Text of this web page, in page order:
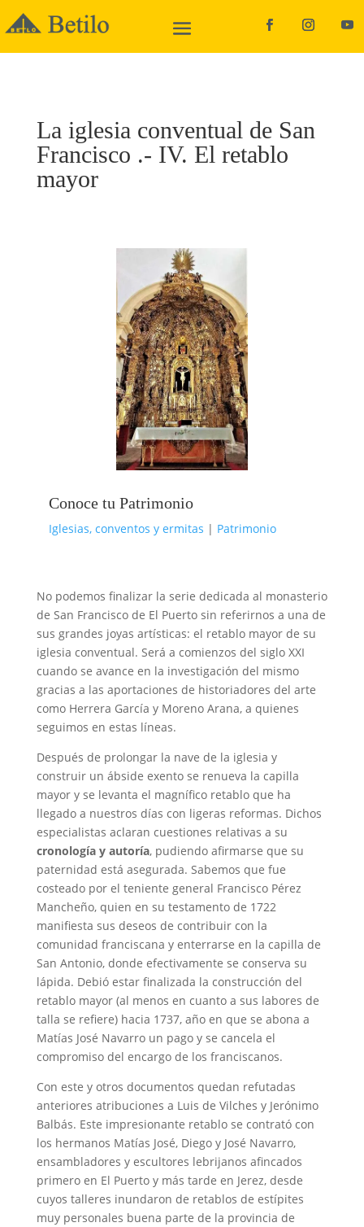
La iglesia conventual de San
Francisco .- IV. El retablo
mayor
Conoce tu Patrimonio
Iglesias, conventos y ermitas | Patrimonio
No podemos finalizar la serie dedicada al monasterio
de San Francisco de El Puerto sin referirnos a una de
sus grandes joyas artísticas: el retablo mayor de su
iglesia conventual. Será a comienzos del siglo XXI
cuando se avance en la investigación del mismo
gracias a las aportaciones de historiadores del arte
como Herrera García y Moreno Arana, a quienes
seguimos en estas líneas.
Después de prolongar la nave de la iglesia y
construir un ábside exento se renueva la capilla
mayor y se levanta el magnífico retablo que ha
llegado a nuestros días con ligeras reformas. Dichos
especialistas aclaran cuestiones relativas a su
cronología y autoría, pudiendo afirmarse que su
paternidad está asegurada. Sabemos que fue
costeado por el teniente general Francisco Pérez
Mancheño, quien en su testamento de 1722
manifiesta sus deseos de contribuir con la
comunidad franciscana y enterrarse en la capilla de
San Antonio, donde efectivamente se conserva su
lápida. Debió estar finalizada la construcción del
retablo mayor (al menos en cuanto a sus labores de
talla se refiere) hacia 1737, año en que se abona a
Matías José Navarro un pago y se cancela el
compromiso del encargo de los franciscanos.
Con este y otros documentos quedan refutadas
anteriores atribuciones a Luis de Vilches y Jerónimo
Balbás. Este impresionante retablo se contrató con
los hermanos Matías José, Diego y José Navarro,
ensambladores y escultores lebrijanos afincados
primero en El Puerto y más tarde en Jerez, desde
cuyos talleres inundaron de retablos de estípites
muy personales buena parte de la provincia de